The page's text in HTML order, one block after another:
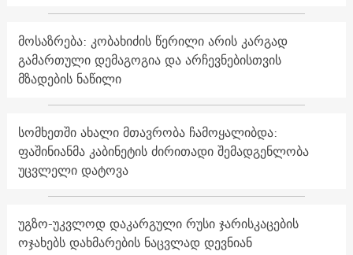
მოსაზრება: კობახიძის წერილი არის კარგად
გამართული დემაგოგია და არჩევნებისთვის
მზადების ნაწილი
სომხეთში ახალი მთავრობა ჩამოყალიბდა:
ფაშინიანმა კაბინეტის ძირითადი შემადგენლობა
უცვლელი დატოვა
უგზო-უკვლოდ დაკარგული რუსი ჯარისკაცების
ოჯახებს დახმარების ნაცვლად დევნიან